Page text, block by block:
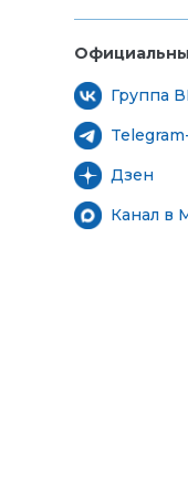
Группа
Дзен
Канал в